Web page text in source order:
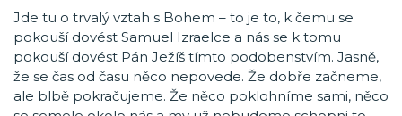
Jde tu o trvalý vztah s Bohem – to je to, k čemu se
pokouší dovést Samuel Izraelce a nás se k tomu
pokouší dovést Pán Ježíš tímto podobenstvím. Jasně,
že se čas od času něco nepovede. Že dobře začneme,
ale blbě pokračujeme. Že něco poklohníme sami, něco